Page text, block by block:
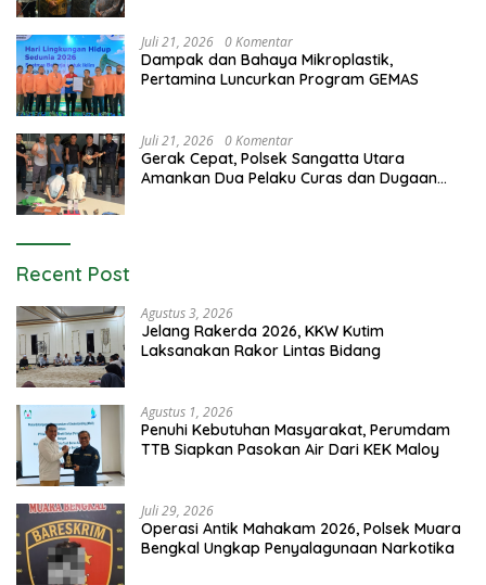
Juli 21, 2026 0 Komentar
Dampak dan Bahaya Mikroplastik,
Pertamina Luncurkan Program GEMAS
Juli 21, 2026 0 Komentar
Gerak Cepat, Polsek Sangatta Utara
Amankan Dua Pelaku Curas dan Dugaan
Recent Post
Agustus 3, 2026
Jelang Rakerda 2026, KKW Kutim
Laksanakan Rakor Lintas Bidang
Agustus 1, 2026
Penuhi Kebutuhan Masyarakat, Perumdam
TTB Siapkan Pasokan Air Dari KEK Maloy
Juli 29, 2026
Operasi Antik Mahakam 2026, Polsek Muara
Bengkal Ungkap Penyalagunaan Narkotika